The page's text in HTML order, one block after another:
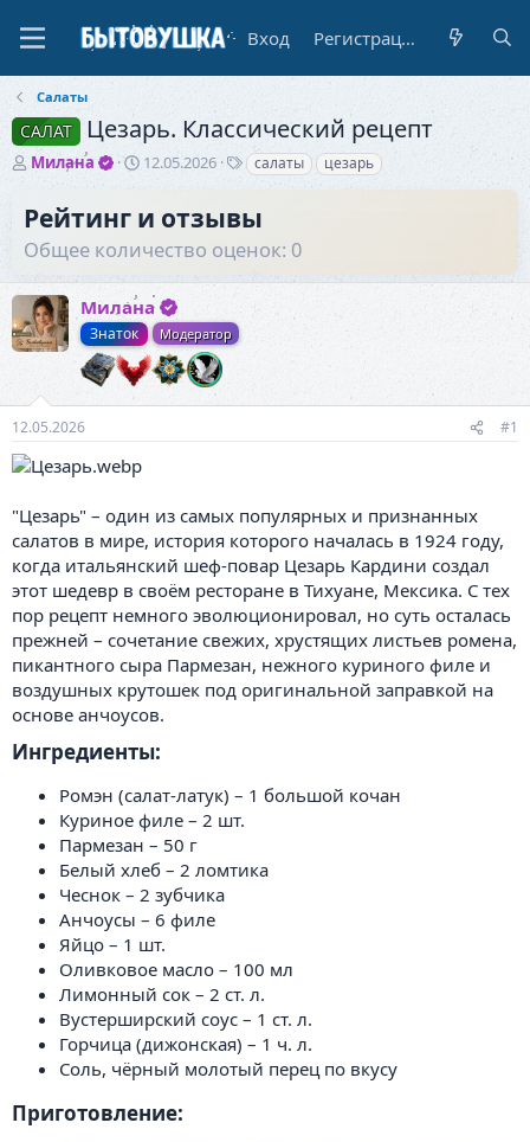
Вход Регистрация
Салаты
САЛАТ Цезарь. Классический рецепт
А
о
р
е
м
ы
Милана
Д
а
н
ч
а
л
а
12.05.2026
Т
и
салаты цезарь
Рейтинг и отзывы
Общее количество оценок: 0
Милана
Знаток Модератор
12.05.2026 #1
"Цезарь" – один из самых популярных и признанных
салатов в мире, история которого началась в 1924 году,
когда итальянский шеф-повар Цезарь Кардини создал
этот шедевр в своём ресторане в Тихуане, Мексика. С тех
пор рецепт немного эволюционировал, но суть осталась
прежней – сочетание свежих, хрустящих листьев ромена,
пикантного сыра Пармезан, нежного куриного филе и
воздушных крутошек под оригинальной заправкой на
основе анчоусов.
Ингредиенты:​
Ромэн (салат-латук) – 1 большой кочан
Куриное филе – 2 шт.
Пармезан – 50 г
Белый хлеб – 2 ломтика
Чеснок – 2 зубчика
Анчоусы – 6 филе
Яйцо – 1 шт.
Оливковое масло – 100 мл
Лимонный сок – 2 ст. л.
Вустерширский соус – 1 ст. л.
Горчица (дижонская) – 1 ч. л.
Соль, чёрный молотый перец по вкусу
Приготовление:​